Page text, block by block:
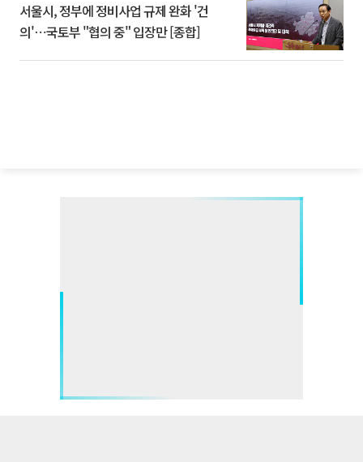
서울시, 정부에 정비사업 규제 완화 '건
의'⋯국토부 "협의 중" 입장만 [종합]